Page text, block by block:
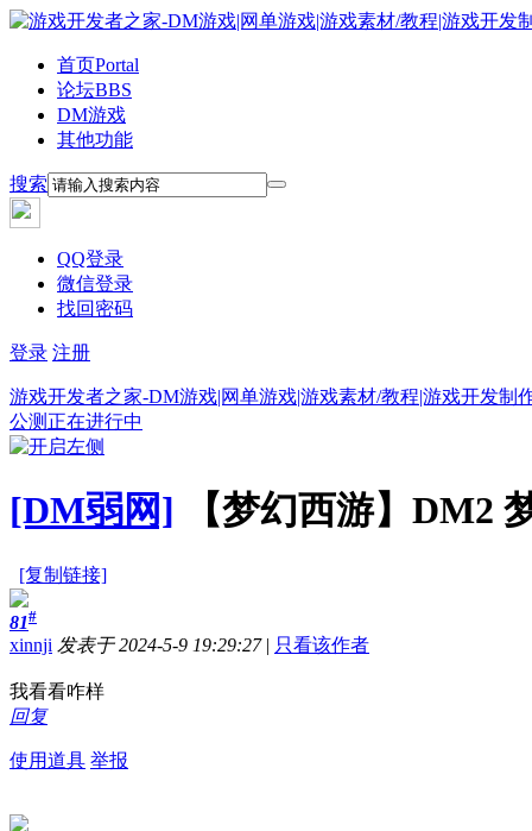
首页Portal
论坛BBS
DM游戏
其他功能
搜索
QQ登录
微信登录
找回密码
登录 注册
游戏开发者之家-DM游戏|网单游戏|游戏素材/教程|游戏开发制
公测正在进行中
[DM弱网] 【梦幻西游】DM2
[复制链接]
81#
xinnji 发表于 2024-5-9 19:29:27 | 只看该作者
我看看咋样
回复
使用道具 举报